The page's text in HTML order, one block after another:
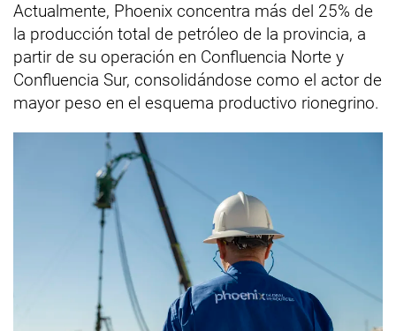
Actualmente, Phoenix concentra más del 25% de
la producción total de petróleo de la provincia, a
partir de su operación en Confluencia Norte y
Confluencia Sur, consolidándose como el actor de
mayor peso en el esquema productivo rionegrino.